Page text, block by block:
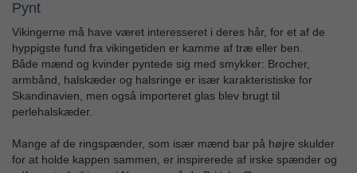
Pynt
Vikingerne må have været interesseret i deres hår, for et af de
hyppigste fund fra vikingetiden er kamme af træ eller ben.
Både mænd og kvinder pyntede sig med smykker: Brocher,
armbånd, halskæder og halsringe er især karakteristiske for
Skandinavien, men også importeret glas blev brugt til
perlehalskæder.
Mange af de ringspænder, som især mænd bar på højre skulder
for at holde kappen sammen, er inspirerede af irske spænder og